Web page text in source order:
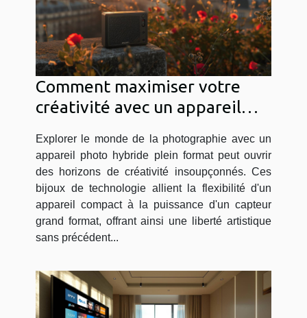
Comment maximiser votre
créativité avec un appareil
Explorer le monde de la photographie avec un
appareil photo hybride plein format peut ouvrir
des horizons de créativité insoupçonnés. Ces
bijoux de technologie allient la flexibilité d'un
appareil compact à la puissance d'un capteur
grand format, offrant ainsi une liberté artistique
sans précédent...